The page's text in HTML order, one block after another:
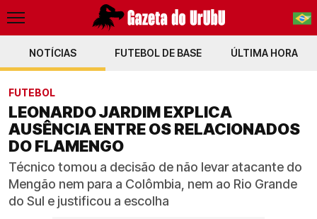
PT-BR
NOTÍCIAS FUTEBOL DE BASE ÚLTIMA HORA
FUTEBOL
LEONARDO JARDIM EXPLICA
AUSÊNCIA ENTRE OS RELACIONADOS
DO FLAMENGO
Técnico tomou a decisão de não levar atacante do
Mengão nem para a Colômbia, nem ao Rio Grande
do Sul e justificou a escolha